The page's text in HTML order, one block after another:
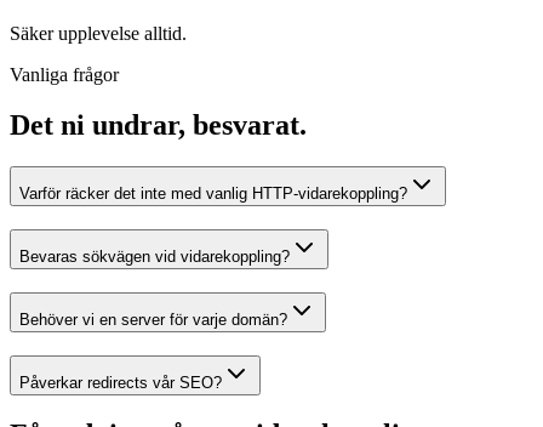
Säker upplevelse alltid.
Vanliga frågor
Det ni undrar, besvarat.
Varför räcker det inte med vanlig HTTP-vidarekoppling?
Bevaras sökvägen vid vidarekoppling?
Behöver vi en server för varje domän?
Påverkar redirects vår SEO?